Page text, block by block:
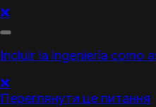
❌
Incluir la ingeniería como
❌
Переглянути це питання